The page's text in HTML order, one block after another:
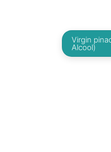
Virgin
Alcool)